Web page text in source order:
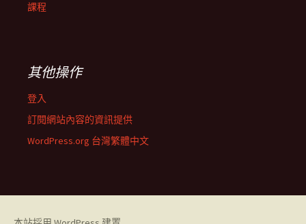
課程
其他操作
登入
訂閱網站內容的資訊提供
WordPress.org 台灣繁體中文